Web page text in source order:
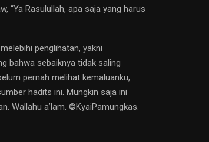
“Ya Rasulullah, apa saja yang harus
penglihatan, yakni
bahwa sebaiknya tidak saling
pernah melihat kemaluanku,
hadits ini. Mungkin saja ini
Wallahu a’lam. ©️KyaiPamungkas.